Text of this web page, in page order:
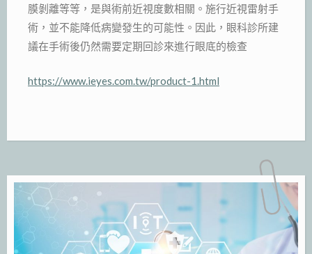
膜剝離等等，是與術前近視度數相關。施行近視雷射手
術，並不能降低病變發生的可能性。因此，眼科診所建
議在手術後仍然需要定期回診來進行眼底的檢查
https://www.ieyes.com.tw/product-1.html